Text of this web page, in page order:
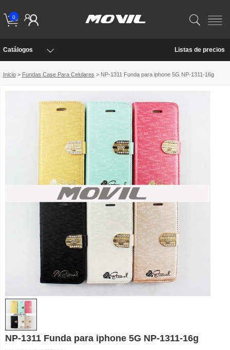
0
Catálogos Listas de precios
Inicio> Fundas Case Para Celulares > NP-1311 Funda para iphone 5G NP-1311-16g
NP-1311 Funda para iphone 5G NP-1311-16g